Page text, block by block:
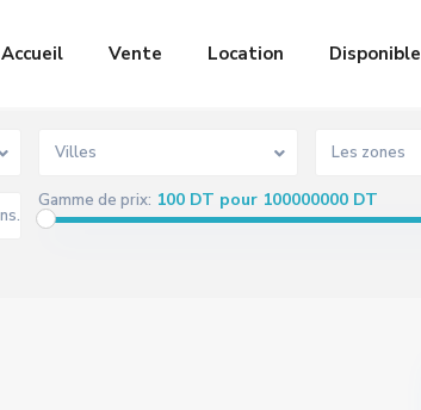
Accueil Vente Location Disponible
Villes Les zones
Gamme de prix: 100 DT pour 100000000 DT